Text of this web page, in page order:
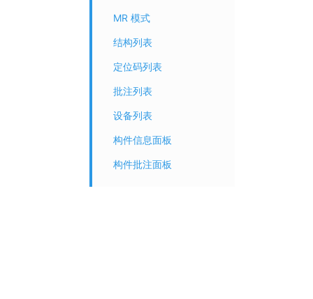
MR 模式
结构列表
定位码列表
批注列表
设备列表
构件信息面板
构件批注面板